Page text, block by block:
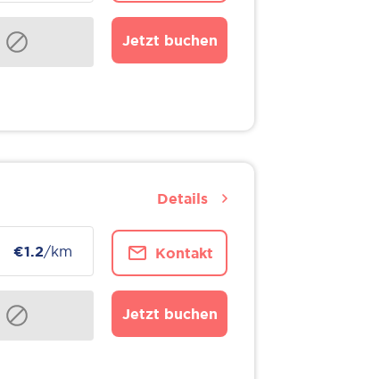
Jetzt buchen
€1.2/km Kontakt
Jetzt buchen
Details